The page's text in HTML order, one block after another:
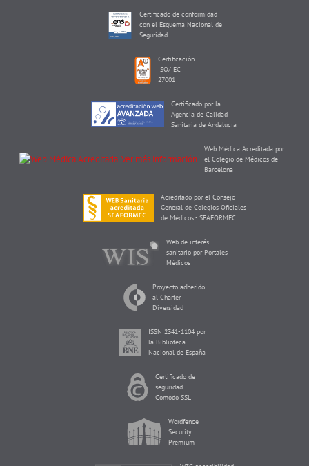
Certificado de conformidad
con el Esquema Nacional de
Seguridad
Certificación
ISO/IEC
27001
Certificado por la
Agencia de Calidad
Sanitaria de Andalucía
Web Médica Acreditada por
el Colegio de Médicos de
Barcelona
Acreditado por el Consejo
General de Colegios Oficiales
de Médicos - SEAFORMEC
Web de interés
sanitario por Portales
Médicos
Proyecto adherido
al Charter
Diversidad
ISSN 2341-1104 por
la Biblioteca
Nacional de España
Certificado de
seguridad
Comodo SSL
Wordfence
Security
Premium